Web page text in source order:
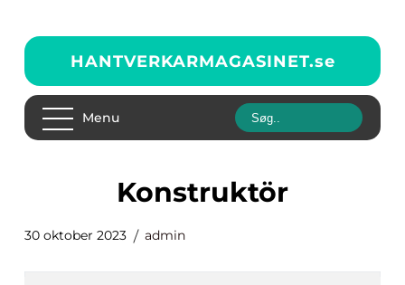
HANTVERKARMAGASINET.se
Menu
konstruktör
30 oktober 2023 admin